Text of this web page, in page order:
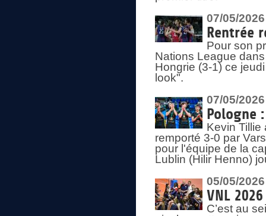
07/05/2026
Rentrée
Pour son
Nations League
Hongrie (3-1) ce
look".
07/05/2026
Pologne
Kevin Tillie
remporté 3-0 par
pour l'équipe de la
Lublin (Hilir Henno)
05/05/2026
VNL
C’est au